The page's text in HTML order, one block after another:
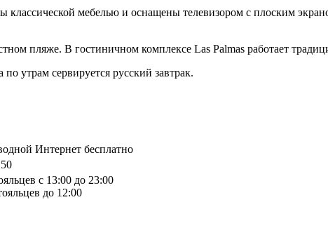
классической мебелью и оснащены телевизором с плоским
пляже. В гостиничном комплексе Las Palmas работает
утрам сервируется русский завтрак.
Интернет бесплатно
с 13:00 до 23:00
до 12:00